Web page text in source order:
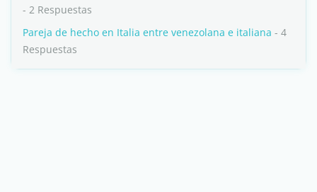
- 2 Respuestas
Pareja de hecho en Italia entre venezolana e italiana - 4
Respuestas